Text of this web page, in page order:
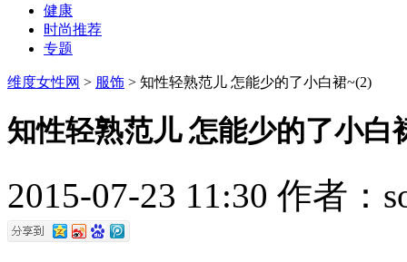
健康
时尚推荐
专题
维度女性网 > 服饰 > 知性轻熟范儿 怎能少的了小白裙~(2)
知性轻熟范儿 怎能少的了小白
2015-07-23 11:30 作者：